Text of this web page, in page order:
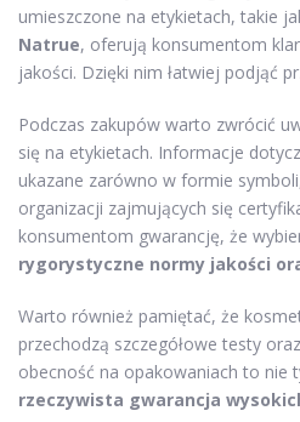
umieszczone na etykietach, takie
Natrue, oferują konsumentom
jakości. Dzięki nim łatwiej podjąć
Podczas zakupów warto zwrócić
się na etykietach. Informacje
ukazane zarówno w formie
organizacji zajmujących się
konsumentom gwarancję, że
rygorystyczne normy jakości
Warto również pamiętać, że
przechodzą szczegółowe testy
obecność na opakowaniach to nie
rzeczywista gwarancja